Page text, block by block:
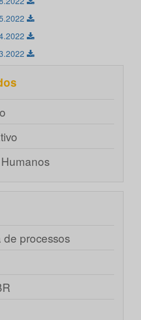
processos